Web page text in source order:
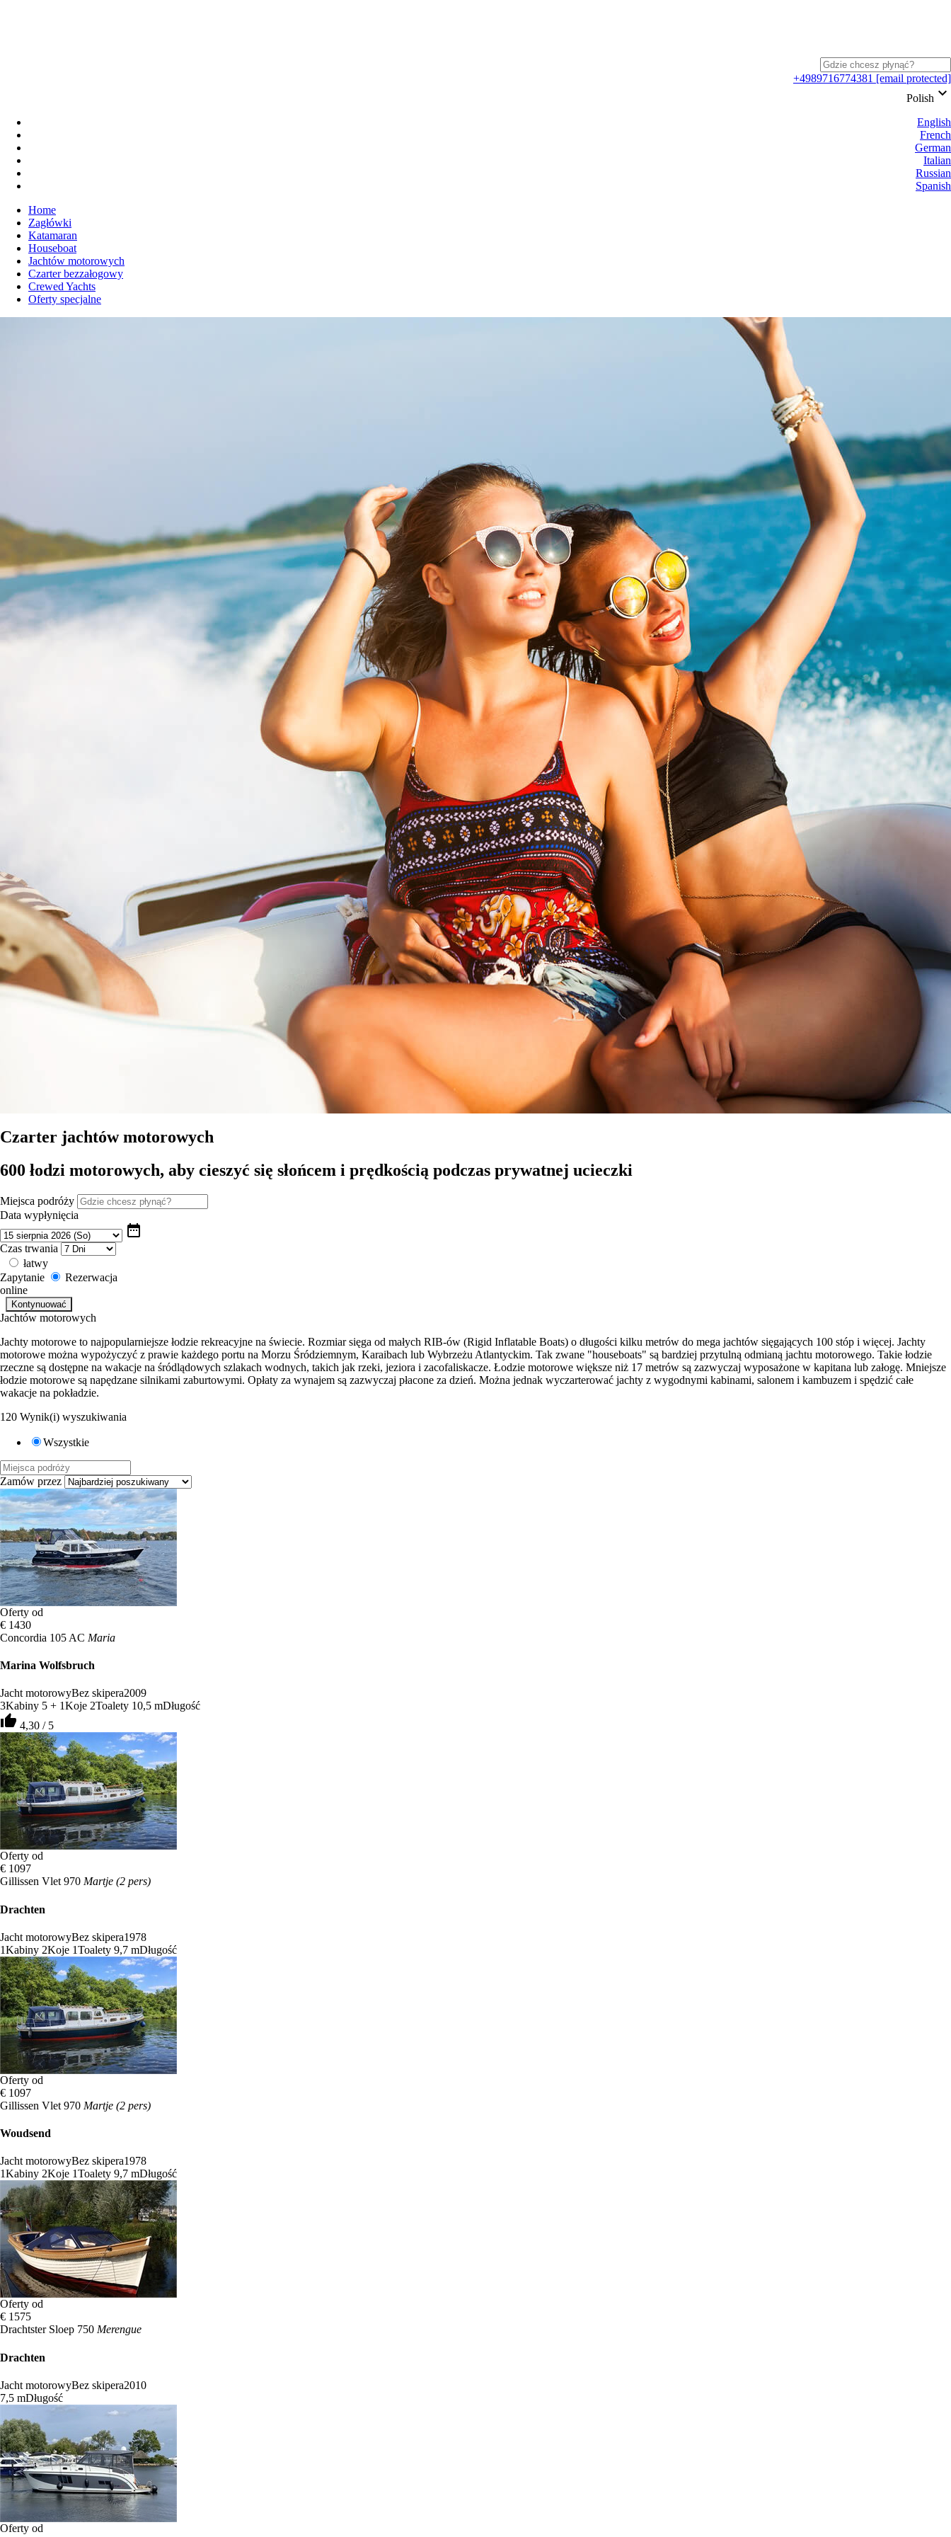
+4989716774381 [email protected]
Polish keyboard_arrow_down
English
French
German
Italian
Russian
Spanish
Home
Zagłówki
Katamaran
Houseboat
Jachtów motorowych
Czarter bezzałogowy
Crewed Yachts
Oferty specjalne
Czarter jachtów motorowych
600 łodzi motorowych, aby cieszyć się słońcem i prędkością podczas prywatnej ucieczki
Miejsca podróży
Data wypłynięcia
date_range
Czas trwania
łatwy
Zapytanie
Rezerwacja
online
Jachtów motorowych
Jachty motorowe to najpopularniejsze łodzie rekreacyjne na świecie. Rozmiar sięga od małych RIB-ów (Rigid Inflatable Boats) o długości kilku metrów do mega jachtów sięgających 100 stóp i więcej. Jachty
motorowe można wypożyczyć z prawie każdego portu na Morzu Śródziemnym, Karaibach lub Wybrzeżu Atlantyckim. Tak zwane "houseboats" są bardziej przytulną odmianą jachtu motorowego. Takie łodzie
rzeczne są dostępne na wakacje na śródlądowych szlakach wodnych, takich jak rzeki, jeziora i zacofaliskacze. Łodzie motorowe większe niż 17 metrów są zazwyczaj wyposażone w kapitana lub załogę. Mniejsze
łodzie motorowe są napędzane silnikami zaburtowymi. Opłaty za wynajem są zazwyczaj płacone za dzień. Można jednak wyczarterować jachty z wygodnymi kabinami, salonem i kambuzem i spędzić całe
wakacje na pokładzie.
120 Wynik(i) wyszukiwania
Wszystkie
Zamów przez
Oferty od
€ 1430
Concordia 105 AC Maria
Marina Wolfsbruch
Jacht motorowyBez skipera2009
3Kabiny 5 + 1Koje 2Toalety 10,5 mDługość
thumb_up 4,30 / 5
Oferty od
€ 1097
Gillissen Vlet 970 Martje (2 pers)
Drachten
Jacht motorowyBez skipera1978
1Kabiny 2Koje 1Toalety 9,7 mDługość
Oferty od
€ 1097
Gillissen Vlet 970 Martje (2 pers)
Woudsend
Jacht motorowyBez skipera1978
1Kabiny 2Koje 1Toalety 9,7 mDługość
Oferty od
€ 1575
Drachtster Sloep 750 Merengue
Drachten
Jacht motorowyBez skipera2010
7,5 mDługość
Oferty od